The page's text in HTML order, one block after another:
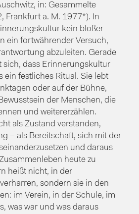
in: Gesammelte
Frankfurt a. M. 1977*). In
kein bloßer
ein fortwährender Versuch,
abzuleiten. Gerade
sich, dass Erinnerungskultur
ein festliches Ritual. Sie lebt
oder auf der Bühne,
der Menschen, die
und weitererzählen.
als Zustand verstanden,
– als Bereitschaft, sich mit der
und daraus
heute zu
heißt nicht, in der
sondern sie in den
im Verein, in der Schule, im
was war und was daraus